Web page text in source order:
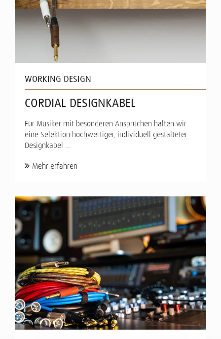
WORKING DESIGN
CORDIAL DESIGNKABEL
Für Musiker mit besonderen Ansprüchen halten wir
eine Selektion hochwertiger, individuell gestalteter
Designkabel ...
Mehr erfahren